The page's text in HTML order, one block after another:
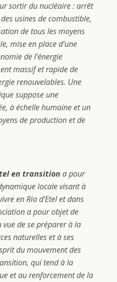
sortir du nucléaire : arrêt
usines de combustible,
de tous les moyens
mise en place d’une
de l’énergie
massif et rapide de
renouvelables. Une
suppose une
à échelle humaine et un
de production et de
en transition a pour
locale visant à
en Ria d’Etel et dans
a pour objet de
de se préparer à la
naturelles et à ses
du mouvement des
qui tend à la
et au renforcement de la